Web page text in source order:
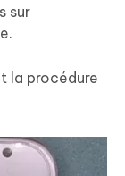
sur
la procédure